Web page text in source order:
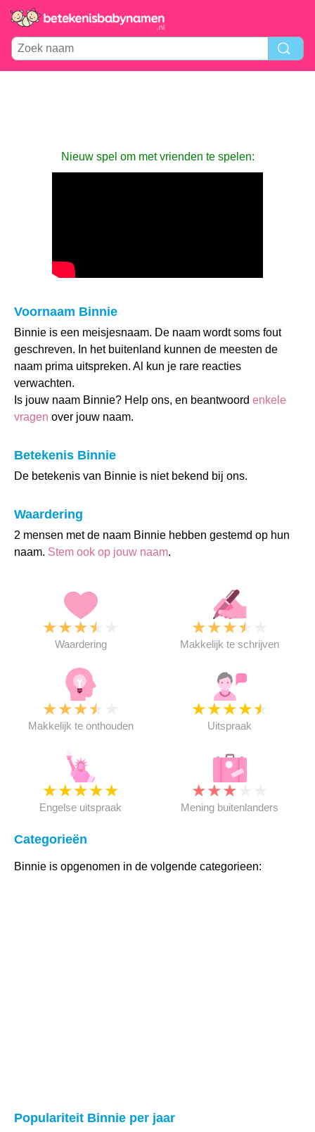
Nieuw spel om met vrienden te spelen:
Voornaam Binnie
Binnie is een meisjesnaam. De naam wordt soms fout
geschreven. In het buitenland kunnen de meesten de
naam prima uitspreken. Al kun je rare reacties
verwachten.
Is jouw naam Binnie? Help ons, en beantwoord enkele
vragen over jouw naam.
Betekenis Binnie
De betekenis van Binnie is niet bekend bij ons.
Waardering
2 mensen met de naam Binnie hebben gestemd op hun
naam. Stem ook op jouw naam.
★★★★
Waardering
★★★★
Makkelijk te schrijven
★★★★
Makkelijk te onthouden
★★★★★
Uitspraak
★★★★★
Engelse uitspraak
★★★
Mening buitenlanders
Categorieën
Binnie is opgenomen in de volgende categorieen:
Populariteit Binnie per jaar